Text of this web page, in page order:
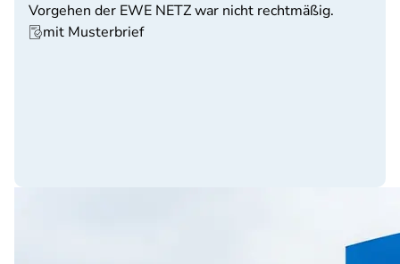
Vorgehen der EWE NETZ war nicht rechtmäßig.
mit Musterbrief